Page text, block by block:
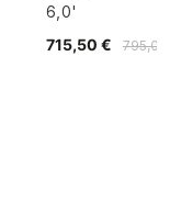
6,0'
795,00 €
715,50 €